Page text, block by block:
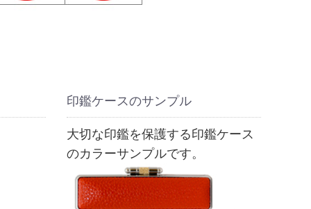
印鑑ケースのサンプル
大切な印鑑を保護する印鑑ケース
のカラーサンプルです。